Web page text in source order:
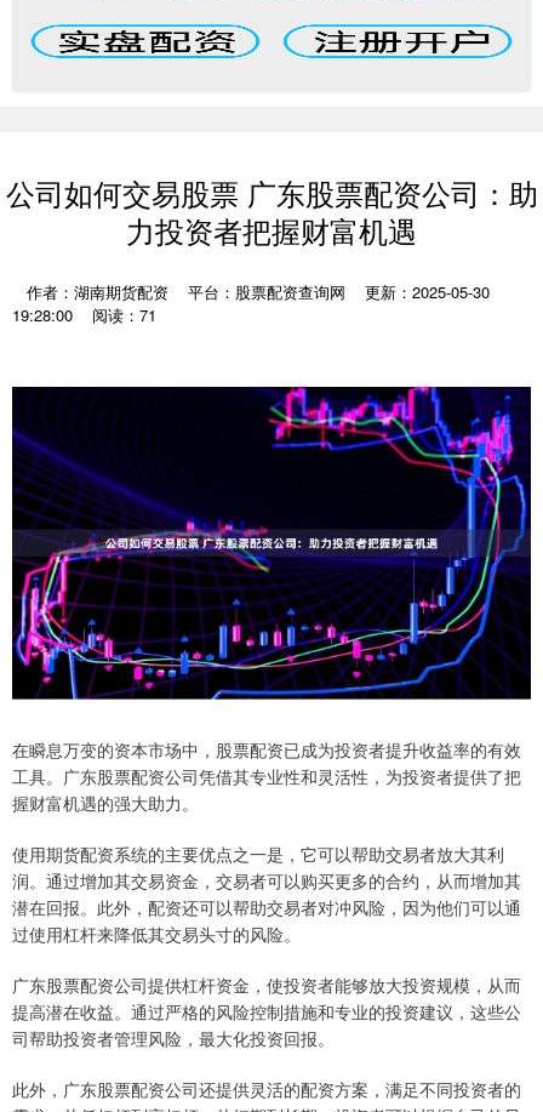
公司如何交易股票 广东股票配资公司：助
力投资者把握财富机遇
作者：湖南期货配资 平台：股票配资查询网
更新：2025-05-30
19:28:00
阅读：71
在瞬息万变的资本市场中，股票配资已成为投资者提升收益率的有效
工具。广东股票配资公司凭借其专业性和灵活性，为投资者提供了把
握财富机遇的强大助力。
使用期货配资系统的主要优点之一是，它可以帮助交易者放大其利
润。通过增加其交易资金，交易者可以购买更多的合约，从而增加其
潜在回报。此外，配资还可以帮助交易者对冲风险，因为他们可以通
过使用杠杆来降低其交易头寸的风险。
广东股票配资公司提供杠杆资金，使投资者能够放大投资规模，从而
提高潜在收益。通过严格的风险控制措施和专业的投资建议，这些公
司帮助投资者管理风险，最大化投资回报。
此外，广东股票配资公司还提供灵活的配资方案，满足不同投资者的